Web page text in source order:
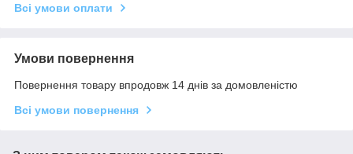
Всі умови оплати
Умови повернення
Повернення товару впродовж 14 днів за домовленістю
Всі умови повернення